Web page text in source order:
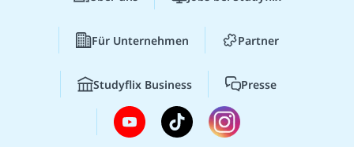
Für Unternehmen Partner
Studyflix Business Presse